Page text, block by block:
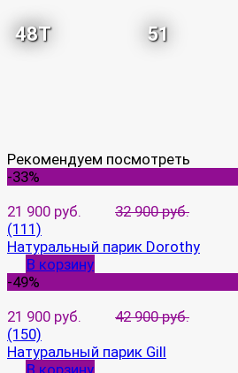
48T 51
Рекомендуем посмотреть
-33%
21 900 руб.
32 900 руб.
(111)
Натуральный парик Dorothy
В корзину
-49%
21 900 руб.
42 900 руб.
(150)
Натуральный парик Gill